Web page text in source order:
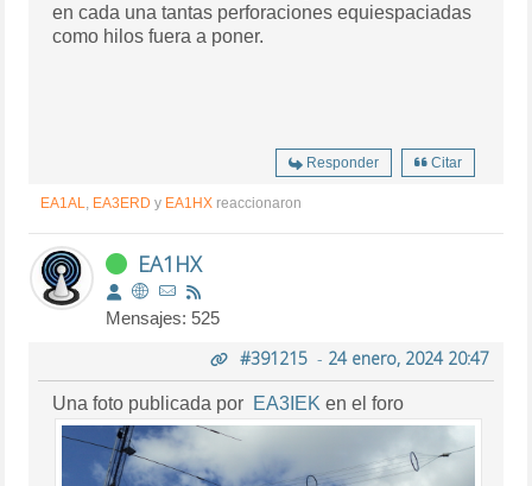
en cada una tantas perforaciones equiespaciadas
como hilos fuera a poner.
Responder Citar
EA1AL, EA3ERD y EA1HX reaccionaron
EA1HX
Mensajes: 525
#391215- 24 enero, 2024 20:47
Una foto publicada por EA3IEK en el foro